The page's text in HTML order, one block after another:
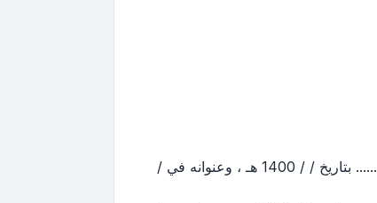
الطرف الأول : السيد / ................................... - .......... الجنسية ، بموجب بطاقة أحوال رقم .................. صادرة من ............ بتاريخ / / 1400 هـ ، وعنوانه في /